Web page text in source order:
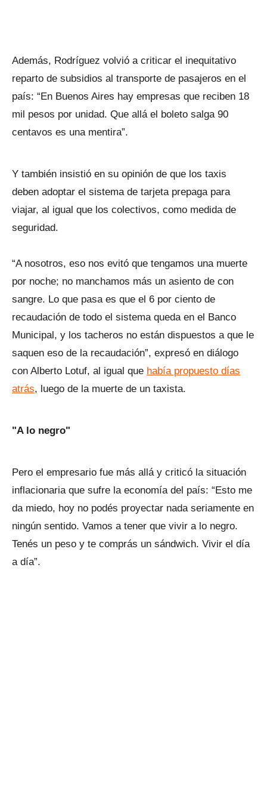
Además, Rodríguez volvió a criticar el inequitativo
reparto de subsidios al transporte de pasajeros en el
país: “En Buenos Aires hay empresas que reciben 18
mil pesos por unidad. Que allá el boleto salga 90
centavos es una mentira”.
Y también insistió en su opinión de que los taxis
deben adoptar el sistema de tarjeta prepaga para
viajar, al igual que los colectivos, como medida de
seguridad.
“A nosotros, eso nos evitó que tengamos una muerte
por noche; no manchamos más un asiento de con
sangre. Lo que pasa es que el 6 por ciento de
recaudación de todo el sistema queda en el Banco
Municipal, y los tacheros no están dispuestos a que le
saquen eso de la recaudación”, expresó en diálogo
con Alberto Lotuf, al igual que había propuesto días
atrás, luego de la muerte de un taxista.
"A lo negro"
Pero el empresario fue más allá y criticó la situación
inflacionaria que sufre la economía del país: “Esto me
da miedo, hoy no podés proyectar nada seriamente en
ningún sentido. Vamos a tener que vivir a lo negro.
Tenés un peso y te comprás un sándwich. Vivir el día
a día”.